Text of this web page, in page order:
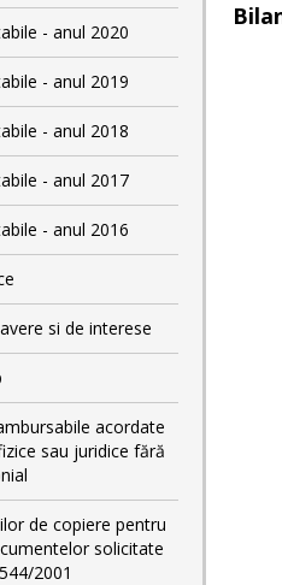
- anul 2020
- anul 2019
- anul 2018
- anul 2017
- anul 2016
si de interese
acordate
sau juridice fără
de copiere pentru
solicitate
2001